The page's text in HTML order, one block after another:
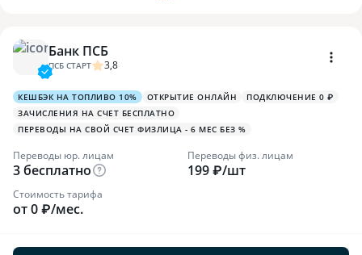
Банк ПСБ
ПСБ СТАРТ 3,8
КЕШБЭК НА ТОПЛИВО 10% ОТКРЫТИЕ ОНЛАЙН
ПОДКЛЮЧЕНИЕ 0 ₽
ЗАЧИСЛЕНИЯ НА СЧЕТ БЕСПЛАТНО
ПЕРЕВОДЫ НА СВОЙ СЧЕТ ФИЗЛИЦА - 6 МЕС БЕЗ %
Переводы юр. лицам
3 бесплатно
Переводы физ. лицам
199 ₽/шт
Стоимость тарифа
от 0 ₽/мес.